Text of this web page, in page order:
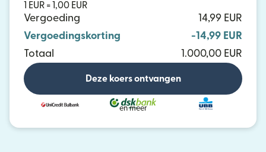
1 EUR = 1,00 EUR
Vergoeding
14,99 EUR
Vergoedingskorting
-14,99 EUR
Totaal
1.000,00 EUR
Deze koers ontvangen
en meer